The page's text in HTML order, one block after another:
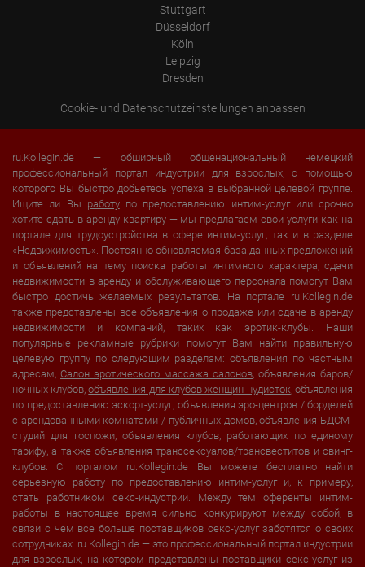
Stuttgart
Düsseldorf
Köln
Leipzig
Dresden
Cookie- und Datenschutzeinstellungen anpassen
ru.Kollegin.de — обширный общенациональный немецкий
профессиональный портал индустрии для взрослых, с помощью
которого Вы быстро добьетесь успеха в выбранной целевой группе.
Ищите ли Вы работупо предоставлению интим-услуг или срочно
хотите сдать в аренду квартиру — мы предлагаем свои услуги как на
портале для трудоустройства в сфере интим-услуг, так и в разделе
«Недвижимость». Постоянно обновляемая база данных предложений
и объявлений на тему поиска работы интимного характера, сдачи
недвижимости в аренду и обслуживающего персонала помогут Вам
быстро достичь желаемых результатов. На портале ru.Kollegin.de
также представлены все объявления о продаже или сдаче в аренду
недвижимости и компаний, таких как эротик-клубы. Наши
популярные рекламные рубрики помогут Вам найти правильную
целевую группу по следующим разделам: объявления по частным
адресам, Салон эротического массажа салонов, объявления баров/
ночных клубов,объявления для клубов женщин-нудисток, объявления
по предоставлению эскорт-услуг, объявления эро-центров / борделей
с арендованными комнатами / публичных домов, объявления БДСМ-
студий для госпожи, объявления клубов, работающих по единому
тарифу, а также объявления транссексуалов/трансвеститов и свинг-
клубов. С порталом ru.Kollegin.de Вы можете бесплатно найти
серьезную работу по предоставлению интим-услуг и, к примеру,
стать работником секс-индустрии. Между тем оференты интим-
работы в настоящее время сильно конкурируют между собой, в
связи с чем все больше поставщиков секс-услуг заботятся о своих
сотрудниках. ru.Kollegin.de — это профессиональный портал индустрии
для взрослых, на котором представлены поставщики секс-услуг из